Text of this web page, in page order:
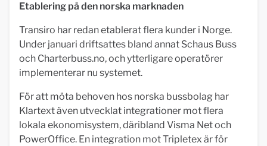
Etablering på den norska marknaden
Transiro har redan etablerat flera kunder i Norge.
Under januari driftsattes bland annat Schaus Buss
och Charterbuss.no, och ytterligare operatörer
implementerar nu systemet.
För att möta behoven hos norska bussbolag har
Klartext även utvecklat integrationer mot flera
lokala ekonomisystem, däribland Visma Net och
PowerOffice. En integration mot Tripletex är för